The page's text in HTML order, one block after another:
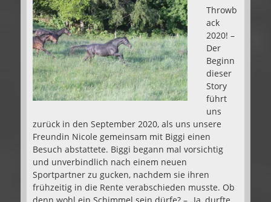
Throwb
ack
2020! –
Der
Beginn
dieser
Story
führt
uns
zurück in den September 2020, als uns unsere
Freundin Nicole gemeinsam mit Biggi einen
Besuch abstattete. Biggi begann mal vorsichtig
und unverbindlich nach einem neuen
Sportpartner zu gucken, nachdem sie ihren
frühzeitig in die Rente verabschieden musste. Ob
denn wohl ein Schimmel sein dürfe? – „Ja, durfte